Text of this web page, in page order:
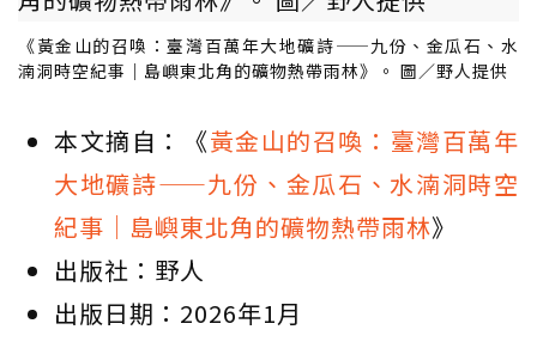
《黃金山的召喚：臺灣百萬年大地礦詩——九份、金瓜石、水
湳洞時空紀事｜島嶼東北角的礦物熱帶雨林》。 圖／野人提供
本文摘自：《黃金山的召喚：臺灣百萬年
大地礦詩——九份、金瓜石、水湳洞時空
紀事｜島嶼東北角的礦物熱帶雨林》
出版社：野人
出版日期：2026年1月